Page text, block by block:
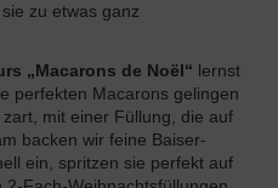
zu etwas ganz
„Macarons de Noël“ lernst
perfekten Macarons gelingen
mit einer Füllung, die auf
backen wir feine Baiser-
ein, spritzen sie perfekt auf